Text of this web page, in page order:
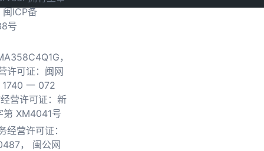
闽ICP备
号
，
许可证：闽网
一 072
营许可证：新
第 XM4041号
经营许可证：
，
闽公网